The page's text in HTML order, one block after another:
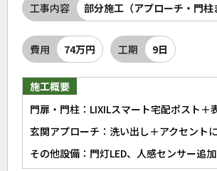
工事内容 部分施工（アプローチ・門柱
費用 74万円 工期 9日
施工概要
門扉・門柱：LIXILスマート宅配ポスト＋
玄関アプローチ：洗い出し＋アクセント
その他設備：門灯LED、人感センサー追加